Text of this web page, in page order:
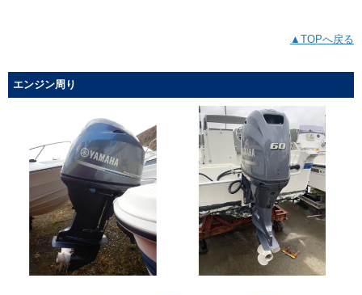
▲TOPへ戻る
エンジン周り